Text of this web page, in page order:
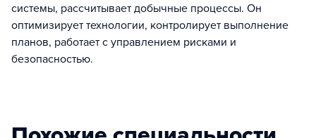
системы, рассчитывает добычные процессы. Он
оптимизирует технологии, контролирует выполнение
планов, работает с управлением рисками и
безопасностью.